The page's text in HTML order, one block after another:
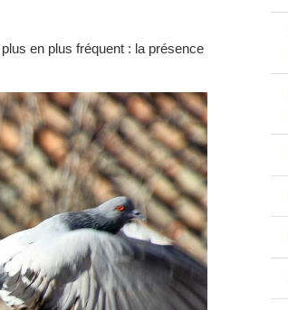
en plus fréquent : la présence